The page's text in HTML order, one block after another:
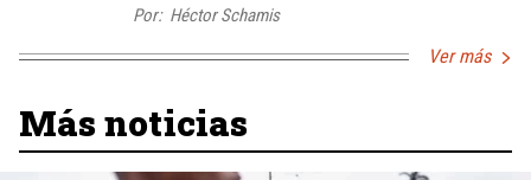
Por: Héctor Schamis
Ver más
Más noticias